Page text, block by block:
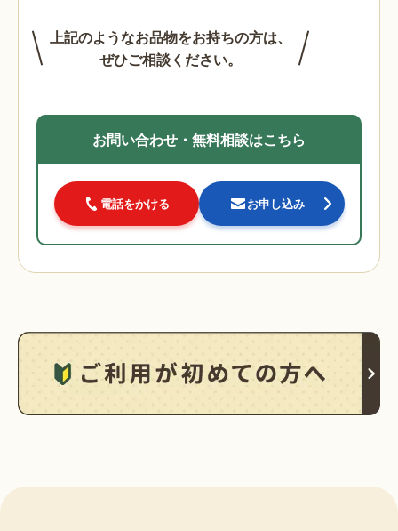
上記のようなお品物をお持ちの方は、
ぜひご相談ください。
お問い合わせ・無料相談はこちら
電話をかける お申し込み